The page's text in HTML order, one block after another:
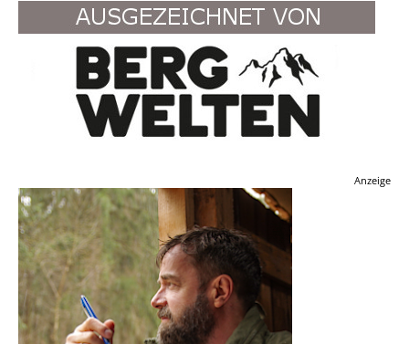
Anzeige